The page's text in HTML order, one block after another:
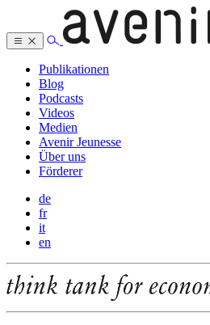
Publikationen
Blog
Podcasts
Videos
Medien
Avenir Jeunesse
Über uns
Förderer
de
fr
it
en